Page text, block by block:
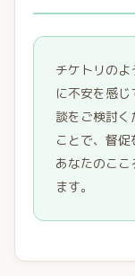
チケトリの
に不安を感
談をご検討
ことで、督促
あなたのこ
ます。